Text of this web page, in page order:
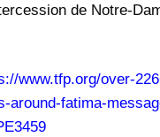
de Notre-
www.tfp.org/over-
around-fatima-